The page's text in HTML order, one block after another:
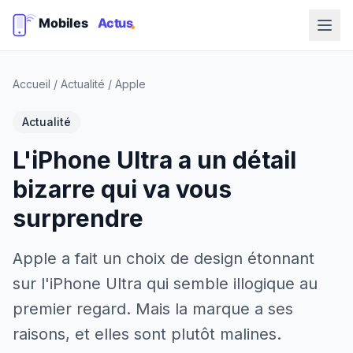
Accueil / Actualité / Apple
Actualité
L'iPhone Ultra a un détail
bizarre qui va vous
surprendre
Apple a fait un choix de design étonnant
sur l'iPhone Ultra qui semble illogique au
premier regard. Mais la marque a ses
raisons, et elles sont plutôt malines.